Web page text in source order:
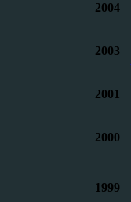
2004
2003
2001
2000
1999